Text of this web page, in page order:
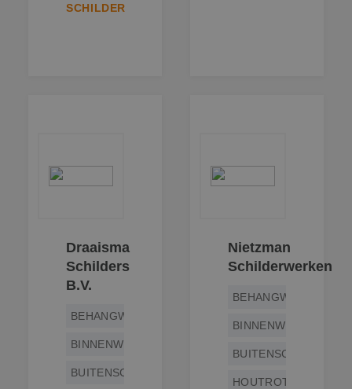
SCHILDER
Draaisma
Schilders
B.V.
BEHANGWERK
BINNENWERK
BUITENSCHILDERWERK
Nietzman
Schilderwerken
BEHANGWERK
BINNENWERK
HOUTROTREPARATIE